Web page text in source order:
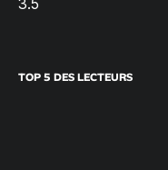
3.5
TOP 5 DES LECTEURS